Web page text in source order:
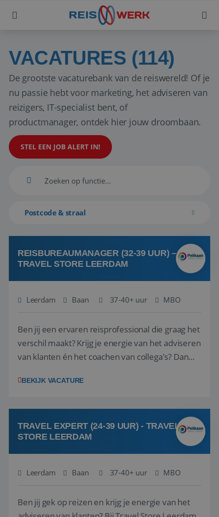
VACATURES (114)
De grootste vacaturebank van de reiswereld! Of je
nu passie hebt voor marketing, het adviseren van
reizigers, IT-specialist bent, of
productmanager, ontdek hier jouw droombaan.
STEL EEN JOB ALERT IN!
Postcode & straal
REISBUREAUMANAGER (32-39 UUR) –
TRAVEL STORE LEERDAM
Leerdam Baan 37-40+ uur MBO
Ben jij een ervaren reisprofessional die graag het
verschil maakt? Krijg je energie van het adviseren
van klanten én het coachen van collega's? Dan
(onderdeel van Pelikaan Travel Group) zoeken
team het reisbureau verder...
BEKIJK VACATURE
TRAVEL EXPERT (24-39 UUR) - TRAVEL
STORE LEERDAM
Leerdam Baan 37-40+ uur MBO
Ben jij gek op reizen en krijg je energie van het